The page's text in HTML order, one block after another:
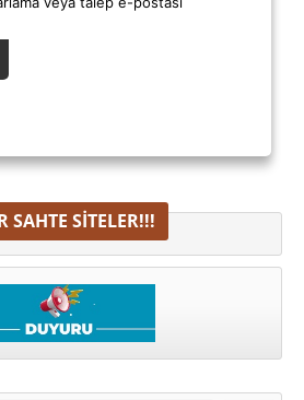
SAHTE SITELER!!!